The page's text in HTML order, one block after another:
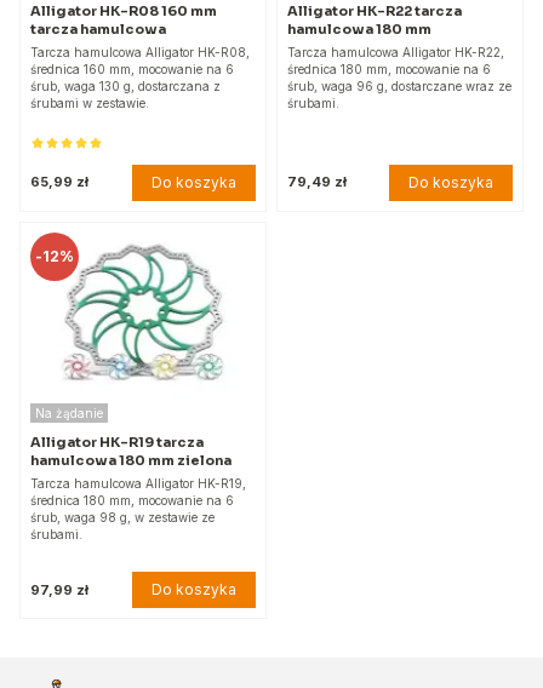
Alligator HK-R08 160 mm
tarcza hamulcowa
Tarcza hamulcowa Alligator HK-R08,
średnica 160 mm, mocowanie na 6
śrub, waga 130 g, dostarczana z
śrubami w zestawie.
65,99 zł Do koszyka
Alligator HK-R22 tarcza
hamulcowa 180 mm
Tarcza hamulcowa Alligator HK-R22,
średnica 180 mm, mocowanie na 6
śrub, waga 96 g, dostarczane wraz ze
śrubami.
79,49 zł Do koszyka
-12%
Na żądanie
Alligator HK-R19 tarcza
hamulcowa 180 mm zielona
Tarcza hamulcowa Alligator HK-R19,
średnica 180 mm, mocowanie na 6
śrub, waga 98 g, w zestawie ze
śrubami.
97,99 zł Do koszyka